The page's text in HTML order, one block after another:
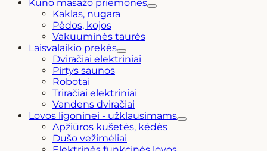
Kūno masažo priemonės
Kaklas, nugara
Pėdos, kojos
Vakuuminės taurės
Laisvalaikio prekės
Dviračiai elektriniai
Pirtys saunos
Robotai
Triračiai elektriniai
Vandens dviračiai
Lovos ligoninei - užklausimams
Apžiūros kušetės, kėdės
Dušo vežimėliai